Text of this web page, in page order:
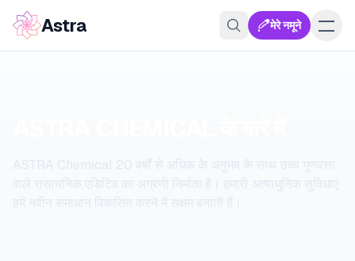
Astra मेरे नमूने